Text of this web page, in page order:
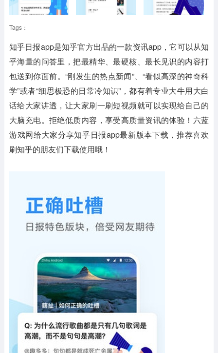
Tags：
知乎日报app是知乎官方出品的一款资讯app，它可以从知
乎海量的问答里，把最精华、最硬核、最长见识的内容打
包送到你面前。“刚发生的热点新闻”、“看似高深的神奇科
学”或者“细思极恐的日常冷知识”，都有着专业大牛用大白
话给大家讲透，让大家刷一刷短视频就可以实现给自己的
大脑充电。拒绝低质内容，享受高质量资讯的体验！六蓝
游戏网给大家分享知乎日报app最新版本下载，推荐喜欢
刷知乎的朋友们下载使用哦！